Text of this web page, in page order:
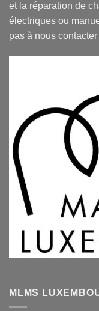
et la réparation de
électriques ou
pas à nous
MLMS